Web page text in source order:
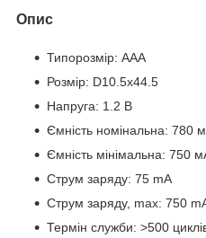
Опис
Типорозмір: AAA
Розмір: D10.5x44.5
Напруга: 1.2 В
Ємність номінальна: 780
Ємність мінімальна: 750
Струм заряду: 75 mA
Струм заряду, max: 750
Термін служби: >500